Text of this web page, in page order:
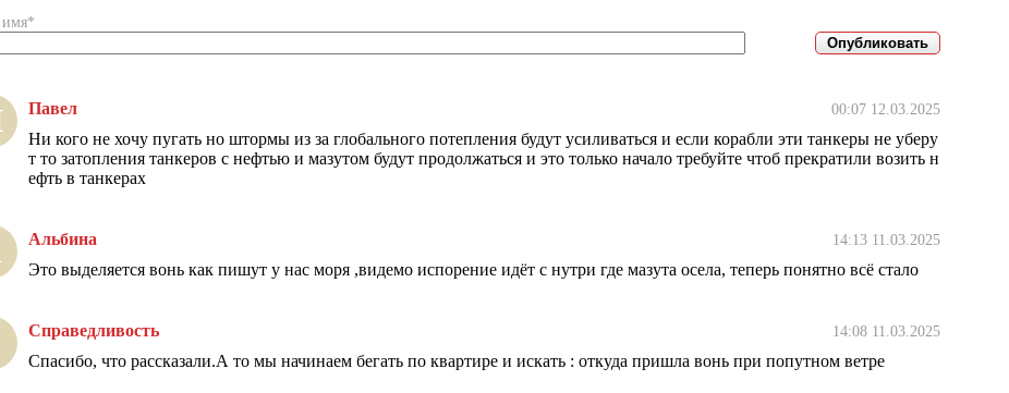
Павел 00:07 12.03.2025
Ни кого не хочу пугать но штормы из за глобального потепления будут усиливаться и если корабли эти танкеры не уберу
т то затопления танкеров с нефтью и мазутом будут продолжаться и это только начало требуйте чтоб прекратили возить н
ефть в танкерах
Альбина 14:13 11.03.2025
Это выделяется вонь как пишут у нас моря ,видемо испорение идёт с нутри где мазута осела, теперь понятно всё стало
Справедливость 14:08 11.03.2025
Спасибо, что рассказали.А то мы начинаем бегать по квартире и искать : откуда пришла вонь при попутном ветре